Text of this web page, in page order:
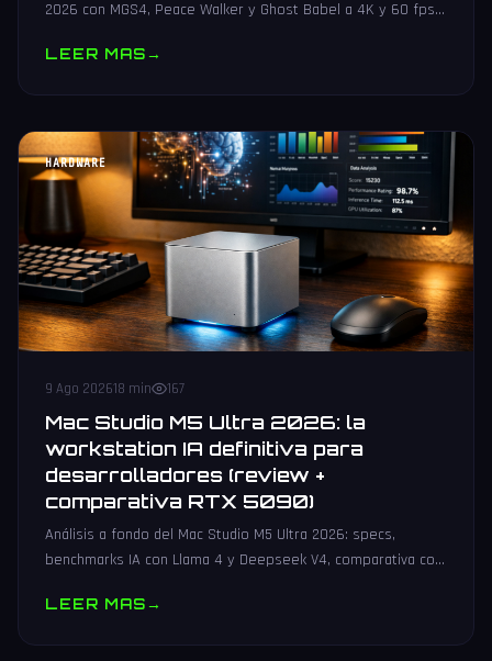
2026 con MGS4, Peace Walker y Ghost Babel a 4K y 60 fps
LEER MAS→
HARDWARE
9 Ago 202618 min 167
Mac Studio M5 Ultra 2026: la
workstation IA definitiva para
desarrolladores (review +
comparativa RTX 5090)
Análisis a fondo del Mac Studio M5 Ultra 2026: specs,
benchmarks IA con Llama 4 y Deepseek V4, comparativa con
IA local.
LEER MAS→